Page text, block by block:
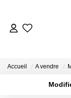
Accueil A vendre